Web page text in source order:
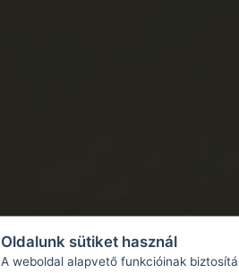
Oldalunk sütiket használ
A weboldal alapvető funkcióinak